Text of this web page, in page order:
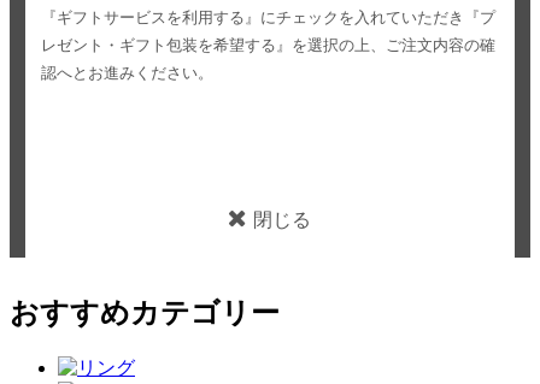
『ギフトサービスを利用する』にチェックを入れていただき
『プ
レゼント・ギフト包装を希望する』を選択の上、ご注文内容の確
認へとお進みください。
閉じる
おすすめカテゴリー